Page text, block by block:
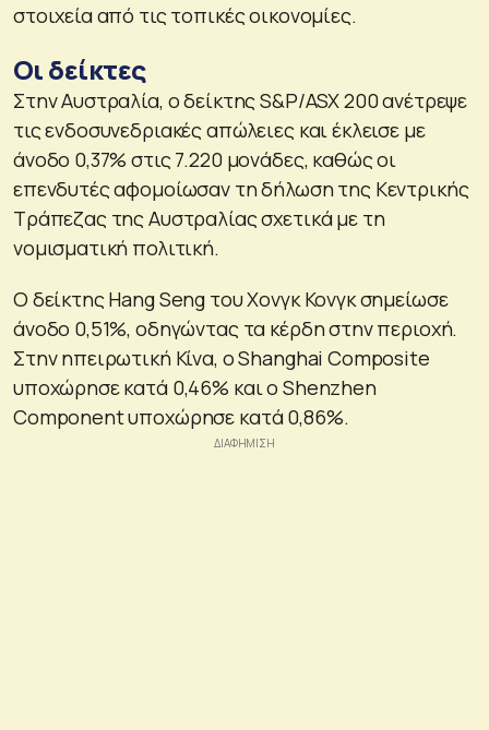
στοιχεία από τις τοπικές οικονομίες.
Οι δείκτες
Στην Αυστραλία, ο δείκτης S&P/ASX 200 ανέτρεψε
τις ενδοσυνεδριακές απώλειες και έκλεισε με
άνοδο 0,37% στις 7.220 μονάδες, καθώς οι
επενδυτές αφομοίωσαν τη δήλωση της Κεντρικής
Τράπεζας της Αυστραλίας σχετικά με τη
νομισματική πολιτική.
Ο δείκτης Hang Seng του Χονγκ Κονγκ σημείωσε
άνοδο 0,51%, οδηγώντας τα κέρδη στην περιοχή.
Στην ηπειρωτική Κίνα, ο Shanghai Composite
υποχώρησε κατά 0,46% και ο Shenzhen
Component υποχώρησε κατά 0,86%.